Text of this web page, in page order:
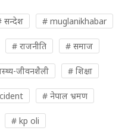
सन्देश # muglanikhabar
# राजनीति # समाज
जीवनशैली # शिक्षा
# नेपाल भ्रमण
# kp oli